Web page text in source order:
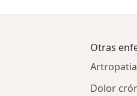
Otras
Dolor